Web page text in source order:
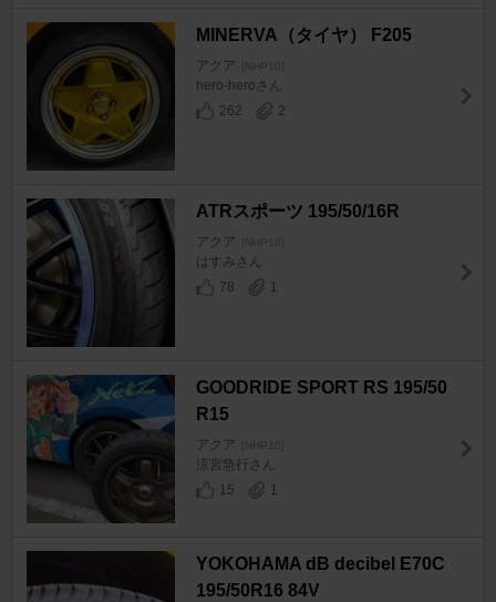
MINERVA（タイヤ） F205
アクア [NHP10]
hero-heroさん
262
2
ATRスポーツ 195/50/16R
アクア [NHP10]
はすみさん
78
1
GOODRIDE SPORT RS 195/50
R15
アクア [NHP10]
涼宮急行さん
15
1
YOKOHAMA dB decibel E70C
195/50R16 84V